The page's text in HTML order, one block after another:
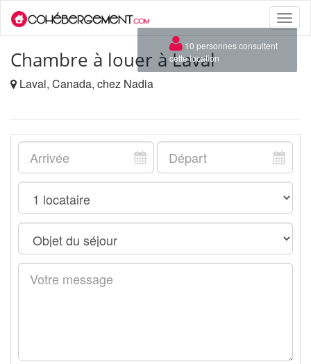
Toggle
Chambre à louer à Laval
Laval, Canada, chez Nadia
×
10 personnes consultent
cette location